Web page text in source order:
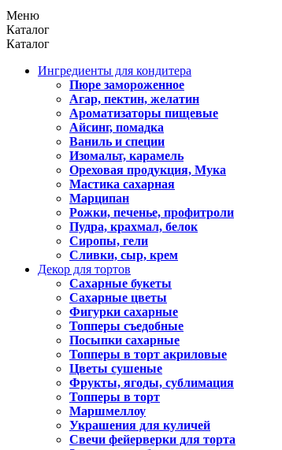
Меню
Каталог
Каталог
Ингредиенты для кондитера
Пюре замороженное
Агар, пектин, желатин
Ароматизаторы пищевые
Айсинг, помадка
Ваниль и специи
Изомальт, карамель
Ореховая продукция, Мука
Мастика сахарная
Марципан
Рожки, печенье, профитроли
Пудра, крахмал, белок
Сиропы, гели
Сливки, сыр, крем
Декор для тортов
Сахарные букеты
Сахарные цветы
Фигурки сахарные
Топперы съедобные
Посыпки сахарные
Топперы в торт акриловые
Цветы сушеные
Фрукты, ягоды, сублимация
Топперы в торт
Маршмеллоу
Украшения для куличей
Свечи фейерверки для торта